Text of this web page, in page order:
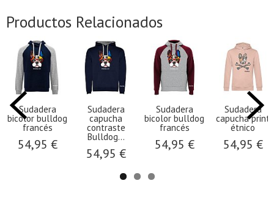
Productos Relacionados
Sudadera
bicolor bulldog
francés
54,95 €
Sudadera
capucha
contraste
Bulldog...
54,95 €
Sudadera
bicolor bulldog
francés
54,95 €
Sudadera
capucha print
étnico
54,95 €